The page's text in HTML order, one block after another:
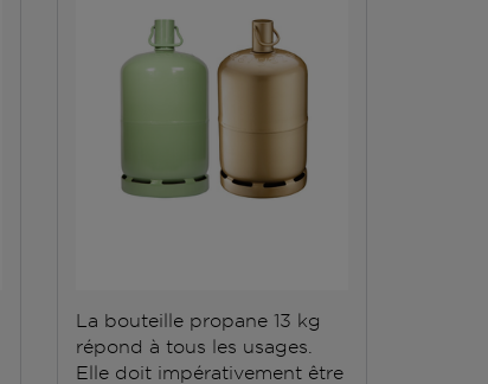
La bouteille propane 13 kg
répond à tous les usages.
Elle doit impérativement être